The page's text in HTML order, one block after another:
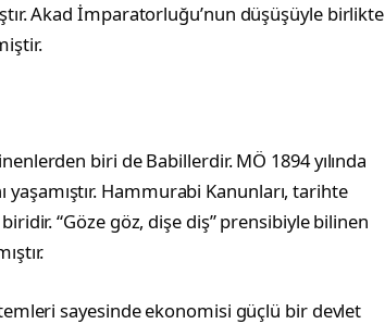
Akad İmparatorluğu’nun düşüşüyle birlikte
biri de Babillerdir. MÖ 1894 yılında
Hammurabi Kanunları, tarihte
“Göze göz, dişe diş” prensibiyle bilinen
sayesinde ekonomisi güçlü bir devlet